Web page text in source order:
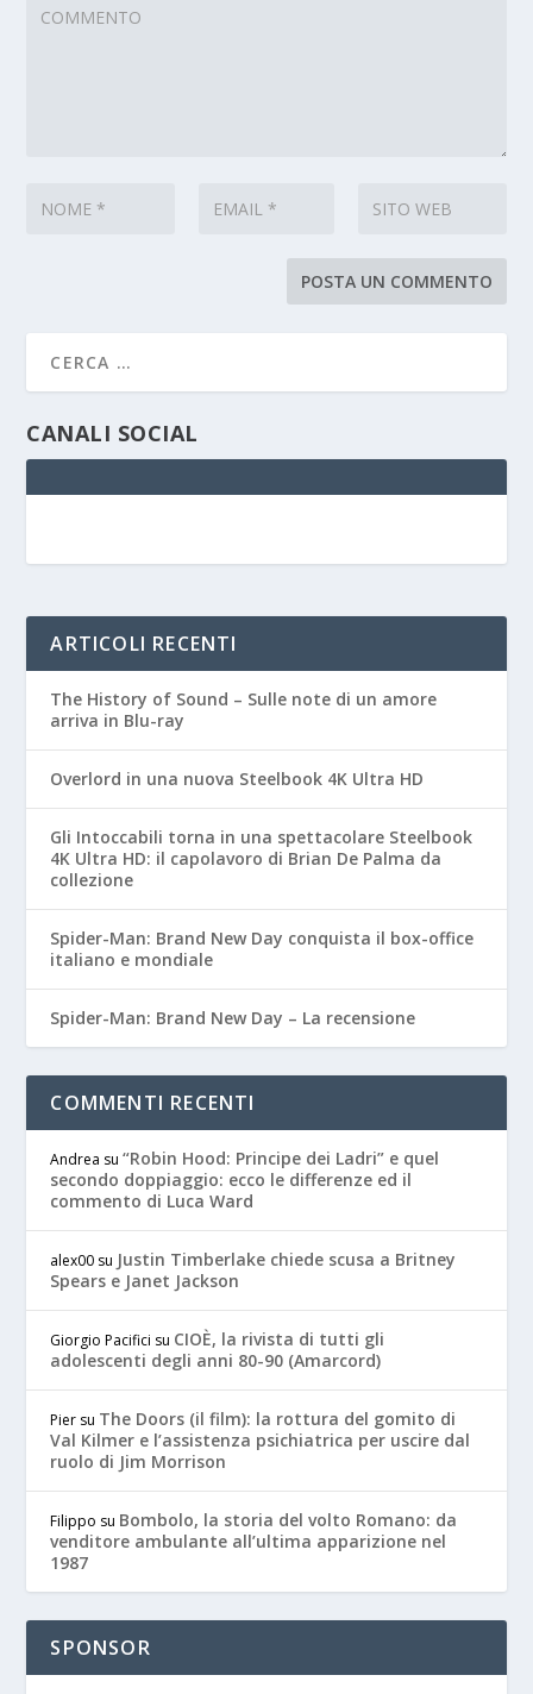
CANALI SOCIAL
ARTICOLI RECENTI
The History of Sound – Sulle note di un amore
arriva in Blu-ray
Overlord in una nuova Steelbook 4K Ultra HD
Gli Intoccabili torna in una spettacolare Steelbook
4K Ultra HD: il capolavoro di Brian De Palma da
collezione
Spider-Man: Brand New Day conquista il box-office
italiano e mondiale
Spider-Man: Brand New Day – La recensione
COMMENTI RECENTI
Andrea su“Robin Hood: Principe dei Ladri” e quel
secondo doppiaggio: ecco le differenze ed il
commento di Luca Ward
alex00 su Justin Timberlake chiede scusa a Britney
Spears e Janet Jackson
Giorgio Pacifici su CIOÈ, la rivista di tutti gli
adolescenti degli anni 80-90 (Amarcord)
Pier su The Doors (il film): la rottura del gomito di
Val Kilmer e l’assistenza psichiatrica per uscire dal
ruolo di Jim Morrison
Filippo su Bombolo, la storia del volto Romano: da
venditore ambulante all’ultima apparizione nel
1987
SPONSOR